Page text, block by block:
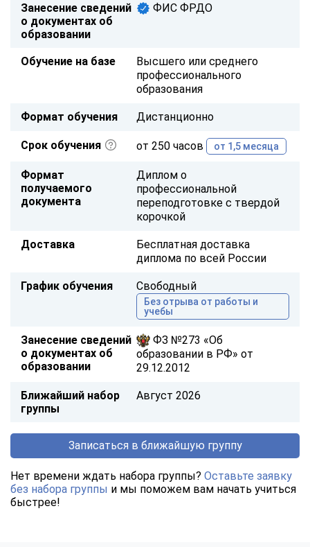
Занесение сведений
о документах об
образовании
ФИС ФРДО
Обучение на базе
Высшего или среднего
профессионального
образования
Формат обучения Дистанционно
Срок обучения от 250 часов от 1,5 месяца
Формат
получаемого
документа
Диплом о
профессиональной
переподготовке с твердой
корочкой
Доставка
Бесплатная доставка
диплома по всей России
График обучения Свободный
Без отрыва от работы и
учебы
Занесение сведений
о документах об
образовании
ФЗ №273 «Об
образовании в РФ» от
29.12.2012
Ближайший набор
группы
Август 2026
Записаться в ближайшую группу
Нет времени ждать набора группы? Оставьте заявку
без набора группы и мы поможем вам начать учиться
быстрее!